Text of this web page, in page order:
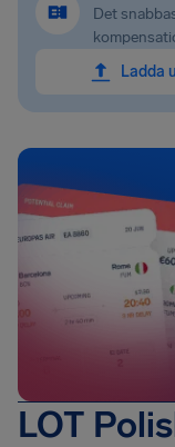
Det
Ladda
LOT